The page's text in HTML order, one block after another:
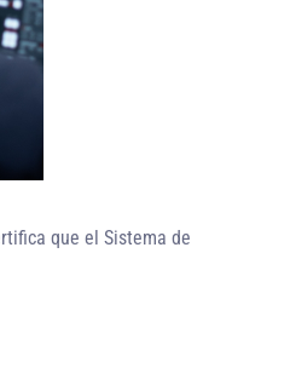
que el Sistema de